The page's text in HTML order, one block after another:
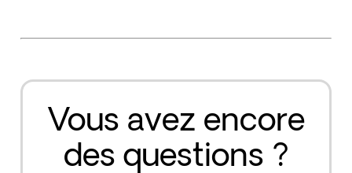
Vous avez encore
des questions ?